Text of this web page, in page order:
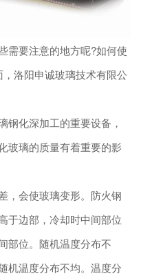
要注意的地方呢?如何使
洛阳申诚玻璃技术有限公
化深加工的重要设备，
玻璃的质量有着重要的影
会使玻璃变形。防火钢
于边部，冷却时中间部位
部位。随机温度分布不
机温度分布不均。温度分